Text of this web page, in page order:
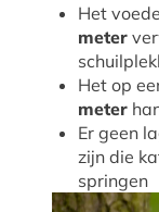
Het
meter
Het op
meter
Er geen
zijn die
springen